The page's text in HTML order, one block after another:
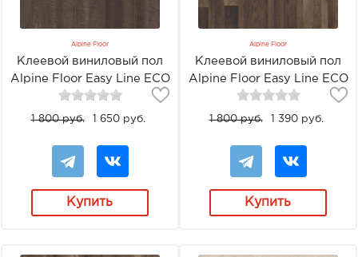
Alpine Floor
Клеевой виниловый пол
Alpine Floor Easy Line ECO
3-8 Дуб рустикальный
1 800 руб. 1 650 руб.
Купить
Alpine Floor
Клеевой виниловый пол
Alpine Floor Easy Line ECO
3-11 Орех состаренный
1 800 руб. 1 390 руб.
Купить